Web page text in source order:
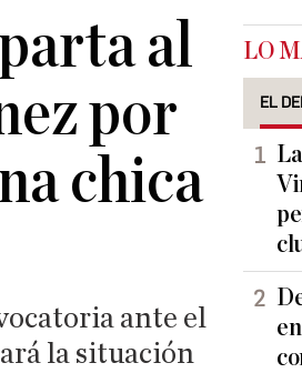
al
por
chica
ante el
la situación
LO
EL